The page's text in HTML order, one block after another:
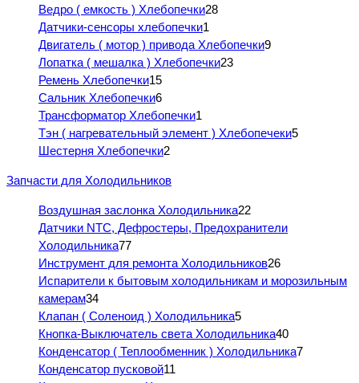
Ведро ( емкость ) Хлебопечки28
Датчики-сенсоры хлебопечки1
Двигатель ( мотор ) привода Хлебопечки9
Лопатка ( мешалка ) Хлебопечки23
Ремень Хлебопечки15
Сальник Хлебопечки6
Трансформатор Хлебопечки1
Тэн ( нагревательный элемент ) Хлебопечеки5
Шестерня Хлебопечки2
Запчасти для Холодильников
Воздушная заслонка Холодильника22
Датчики NTC, Дефростеры, Предохранители
Холодильника77
Инструмент для ремонта Холодильников26
Испарители к бытовым холодильникам и морозильным
камерам34
Клапан ( Соленоид ) Холодильника5
Кнопка-Выключатель света Холодильника40
Конденсатор ( Теплообменник ) Холодильника7
Конденсатор пусковой11